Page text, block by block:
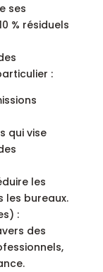
ses
% résiduels
:
qui vise
les
les bureaux.
:
des